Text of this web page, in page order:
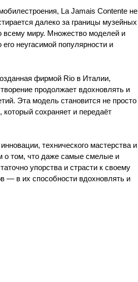
La Jamais Contente не
далеко за границы музейных
всему миру. Множество моделей и
неугасимой популярности и
фирмой Rio в Италии,
продолжает вдохновлять и
Эта модель становится не просто
сохраняет и передаёт
технического мастерства и
о том, что даже самые смелые и
упорства и страсти к своему
— в их способности вдохновлять и